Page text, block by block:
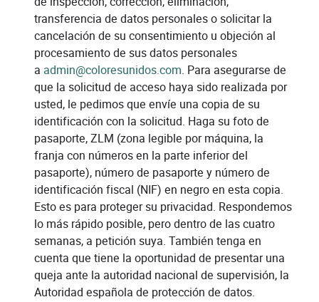
transferencia de datos personales o solicitar la
cancelación de su consentimiento u objeción al
procesamiento de sus datos personales
a admin@coloresunidos.com. Para asegurarse de
que la solicitud de acceso haya sido realizada por
usted, le pedimos que envíe una copia de su
identificación con la solicitud. Haga su foto de
pasaporte, ZLM (zona legible por máquina, la
franja con números en la parte inferior del
pasaporte), número de pasaporte y número de
identificación fiscal (NIF) en negro en esta copia.
Esto es para proteger su privacidad. Respondemos
lo más rápido posible, pero dentro de las cuatro
semanas, a petición suya. También tenga en
cuenta que tiene la oportunidad de presentar una
queja ante la autoridad nacional de supervisión, la
Autoridad española de protección de datos.